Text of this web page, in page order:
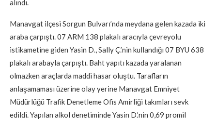
alındı.
Manavgat ilçesi Sorgun Bulvarı’nda meydana gelen kazada iki
araba çarpıştı. 07 ARM 138 plakalı aracıyla çevreyolu
istikametine giden Yasin D., Sally Ç.’nin kullandığı 07 BYU 638
plakalı arabayla çarpıştı. Baht yapıtı kazada yaralanan
olmazken araçlarda maddi hasar oluştu. Tarafların
anlaşamaması üzerine olay yerine Manavgat Emniyet
Müdürlüğü Trafik Denetleme Ofis Amirliği takımları sevk
edildi. Yapılan alkol denetiminde Yasin D.’nin 0,69 promil